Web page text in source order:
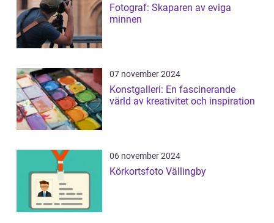
Fotograf: Skaparen av eviga
minnen
07 november 2024
Konstgalleri: En fascinerande
värld av kreativitet och inspiration
06 november 2024
Körkortsfoto Vällingby